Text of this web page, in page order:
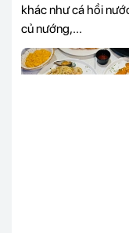
khác như cá hồi
củ nướng,...